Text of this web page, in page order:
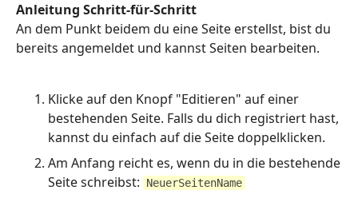
Anleitung Schritt-für-Schritt
An dem Punkt beidem du eine Seite erstellst, bist du
bereits angemeldet und kannst Seiten bearbeiten.
Klicke auf den Knopf "Editieren" auf einer
bestehenden Seite. Falls du dich registriert hast,
kannst du einfach auf die Seite doppelklicken.
Am Anfang reicht es, wenn du in die bestehende
Seite schreibst:
NeuerSeitenName